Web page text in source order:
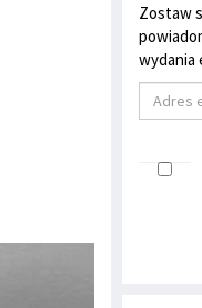
Zostaw
wydania